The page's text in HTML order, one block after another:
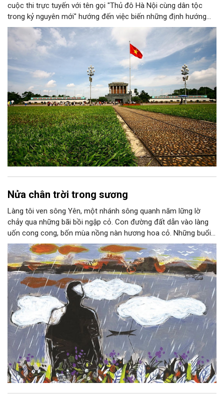
cuộc thi trực tuyến với tên gọi "Thủ đô Hà Nội cùng dân tộc
trong kỷ nguyên mới" hướng đến việc biến những định hướng
chiến lược trong Nghị quyết số 02-NQ/TW của Bộ Chính trị
thành niềm tin, thành nhận thức chung của mỗi người dân.
Nửa chân trời trong sương
Làng tôi ven sông Yên, một nhánh sông quanh năm lững lờ
chảy qua những bãi bồi ngập cỏ. Con đường đất dẫn vào làng
uốn cong cong, bốn mùa nồng nàn hương hoa cỏ. Những buổi
hoàng hôn, khi nắng đã dịu xuống phía cuối sông, đám hoa tím
lại thẫm màu như có ai vừa rắc lên một lớp khói.